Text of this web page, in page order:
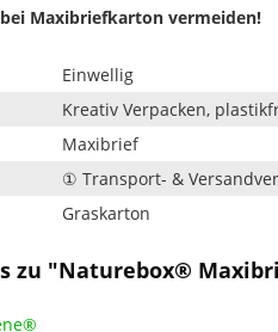
Maxibriefkarton vermeiden!
Einwellig
Kreativ Verpacken,
Maxibrief
① Transport- &
Graskarton
zu "Naturebox®